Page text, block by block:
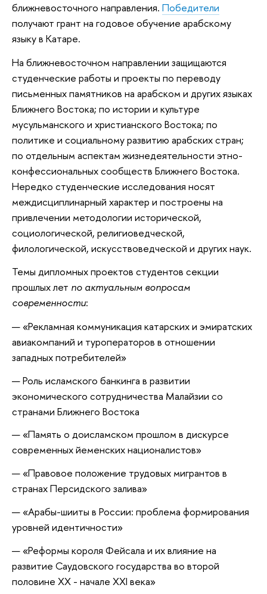
ближневосточного направления. Победители
получают грант на годовое обучение арабскому
языку в Катаре.
На ближневосточном направлении защищаются
студенческие работы и проекты по переводу
письменных памятников на арабском и других языках
Ближнего Востока; по истории и культуре
мусульманского и христианского Востока; по
политике и социальному развитию арабских стран;
по отдельным аспектам жизнедеятельности этно-
конфессиональных сообществ Ближнего Востока.
Нередко студенческие исследования носят
междисциплинарный характер и построены на
привлечении методологии исторической,
социологической, религиоведческой,
филологической, искусствоведческой и других наук.
Темы дипломных проектов студентов секции
прошлых лет по актуальным вопросам
современности:
«Рекламная коммуникация катарских и эмиратских
авиакомпаний и туроператоров в отношении
западных потребителей»
Роль исламского банкинга в развитии
экономического сотрудничества Малайзии со
странами Ближнего Востока
«Память о доисламском прошлом в дискурсе
современных йеменских националистов»
«Правовое положение трудовых мигрантов в
странах Персидского залива»
«Арабы-шииты в России: проблема формирования
уровней идентичности»
«Реформы короля Фейсала и их влияние на
развитие Саудовского государства во второй
половине XX - начале XXI века»